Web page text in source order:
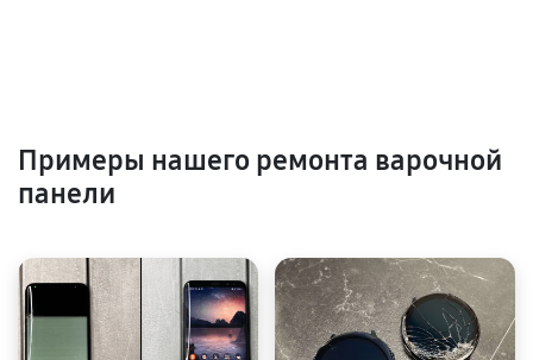
Примеры нашего ремонта варочной
панели